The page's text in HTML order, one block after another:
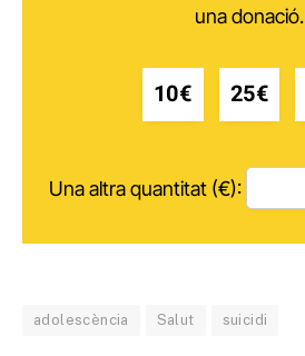
una donació.
10€ 25€
Una altra quantitat (€):
adolescència Salut suicidi